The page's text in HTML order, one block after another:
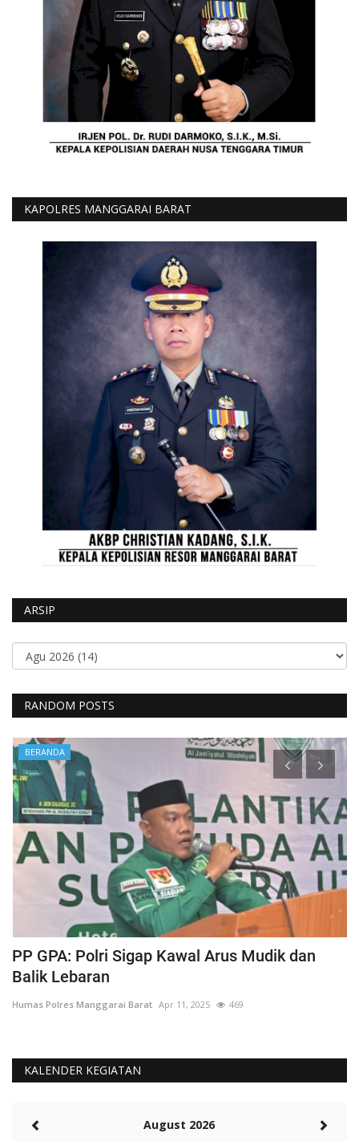
KAPOLRES MANGGARAI BARAT
ARSIP
RANDOM POSTS
BERANDA
PP GPA: Polri Sigap Kawal Arus Mudik dan
Balik Lebaran
Humas Polres Manggarai Barat Apr 11, 2025 469
KALENDER KEGIATAN
August 2026